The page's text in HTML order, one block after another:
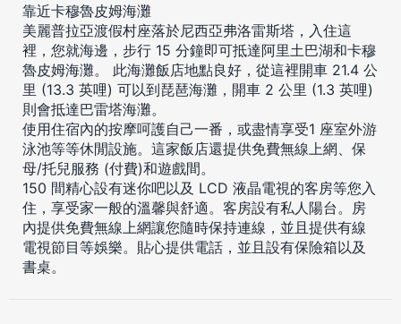
靠近卡穆魯皮姆海灘
美麗普拉亞渡假村座落於尼西亞弗洛雷斯塔，入住這
裡，您就海邊，步行 15 分鐘即可抵達阿里土巴湖和卡穆
魯皮姆海灘。 此海灘飯店地點良好，從這裡開車 21.4 公
里 (13.3 英哩) 可以到琵琶海灘，開車 2 公里 (1.3 英哩)
則會抵達巴雷塔海灘。
使用住宿內的按摩呵護自己一番，或盡情享受1 座室外游
泳池等等休閒設施。這家飯店還提供免費無線上網、保
母/托兒服務 (付費)和遊戲間。
150 間精心設有迷你吧以及 LCD 液晶電視的客房等您入
住，享受家一般的溫馨與舒適。客房設有私人陽台。房
內提供免費無線上網讓您隨時保持連線，並且提供有線
電視節目等娛樂。貼心提供電話，並且設有保險箱以及
書桌。